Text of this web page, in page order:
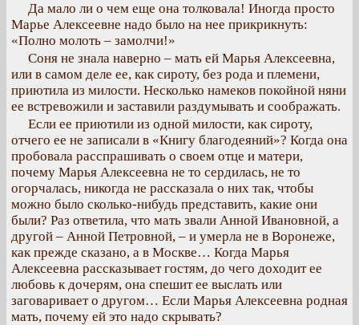
Да мало ли о чем еще она толковала! Иногда просто
Марье Алексеевне надо было на нее прикрикнуть:
«Полно молоть – замолчи!»
Соня не знала наверно – мать ей Марья Алексеевна,
или в самом деле ее, как сироту, без рода и племени,
приютила из милости. Несколько намеков покойной няни
ее встревожили и заставили раздумывать и соображать.
Если ее приютили из одной милости, как сироту,
отчего ее не записали в «Книгу благодеяний»? Когда она
пробовала расспрашивать о своем отце и матери,
почему Марья Алексеевна не то сердилась, не то
огорчалась, никогда не рассказала о них так, чтобы
можно было сколько-нибудь представить, какие они
были? Раз ответила, что мать звали Анной Ивановной, а
другой – Анной Петровной, – и умерла не в Воронеже,
как прежде сказано, а в Москве… Когда Марья
Алексеевна рассказывает гостям, до чего доходит ее
любовь к дочерям, она спешит ее выслать или
заговаривает о другом… Если Марья Алексеевна родная
мать, почему ей это надо скрывать?